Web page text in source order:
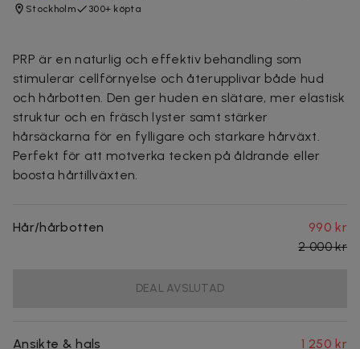
Stockholm 300+ köpta
PRP är en naturlig och effektiv behandling som
stimulerar cellförnyelse och återupplivar både hud
och hårbotten. Den ger huden en slätare, mer elastisk
struktur och en fräsch lyster samt stärker
hårsäckarna för en fylligare och starkare hårväxt.
Perfekt för att motverka tecken på åldrande eller
boosta hårtillväxten.
Hår/hårbotten
990 kr
2 000 kr
DEAL AVSLUTAD
Ansikte & hals
1 250 kr